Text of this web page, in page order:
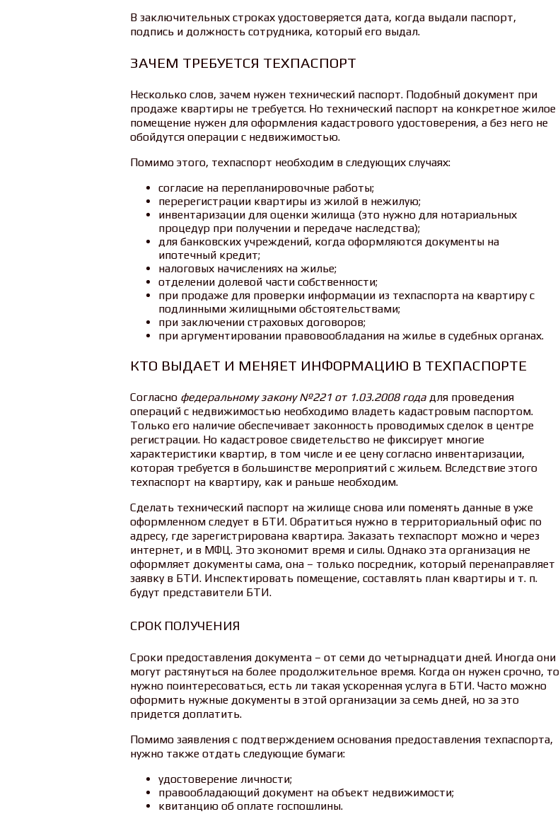
В заключительных строках удостоверяется дата, когда выдали паспорт,
подпись и должность сотрудника, который его выдал.
ЗАЧЕМ ТРЕБУЕТСЯ ТЕХПАСПОРТ
Несколько слов, зачем нужен технический паспорт. Подобный документ при
продаже квартиры не требуется. Но технический паспорт на конкретное жилое
помещение нужен для оформления кадастрового удостоверения, а без него не
обойдутся операции с недвижимостью.
Помимо этого, техпаспорт необходим в следующих случаях:
согласие на перепланировочные работы;
перерегистрации квартиры из жилой в нежилую;
инвентаризации для оценки жилища (это нужно для нотариальных
процедур при получении и передаче наследства);
для банковских учреждений, когда оформляются документы на
ипотечный кредит;
налоговых начислениях на жилье;
отделении долевой части собственности;
при продаже для проверки информации из техпаспорта на квартиру с
подлинными жилищными обстоятельствами;
при заключении страховых договоров;
при аргументировании правовообладания на жилье в судебных органах.
КТО ВЫДАЕТ И МЕНЯЕТ ИНФОРМАЦИЮ В ТЕХПАСПОРТЕ
Согласно федеральному закону №221 от 1.03.2008 годадля проведения
операций с недвижимостью необходимо владеть кадастровым паспортом.
Только его наличие обеспечивает законность проводимых сделок в центре
регистрации. Но кадастровое свидетельство не фиксирует многие
характеристики квартир, в том числе и ее цену согласно инвентаризации,
которая требуется в большинстве мероприятий с жильем. Вследствие этого
техпаспорт на квартиру, как и раньше необходим.
Сделать технический паспорт на жилище снова или поменять данные в уже
оформленном следует в БТИ. Обратиться нужно в территориальный офис по
адресу, где зарегистрирована квартира. Заказать техпаспорт можно и через
интернет, и в МФЦ. Это экономит время и силы. Однако эта организация не
оформляет документы сама, она – только посредник, который перенаправляет
заявку в БТИ. Инспектировать помещение, составлять план квартиры и т. п.
будут представители БТИ.
СРОК ПОЛУЧЕНИЯ
Сроки предоставления документа – от семи до четырнадцати дней. Иногда они
могут растянуться на более продолжительное время. Когда он нужен срочно, то
нужно поинтересоваться, есть ли такая ускоренная услуга в БТИ. Часто можно
оформить нужные документы в этой организации за семь дней, но за это
придется доплатить.
Помимо заявления с подтверждением основания предоставления техпаспорта,
нужно также отдать следующие бумаги:
удостоверение личности;
правообладающий документ на объект недвижимости;
квитанцию об оплате госпошлины.